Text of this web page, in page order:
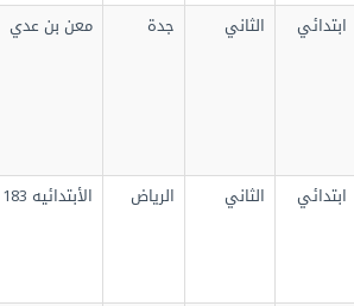
الثاني معن بن عدي
الثاني الرياض الأبتدائيه 183